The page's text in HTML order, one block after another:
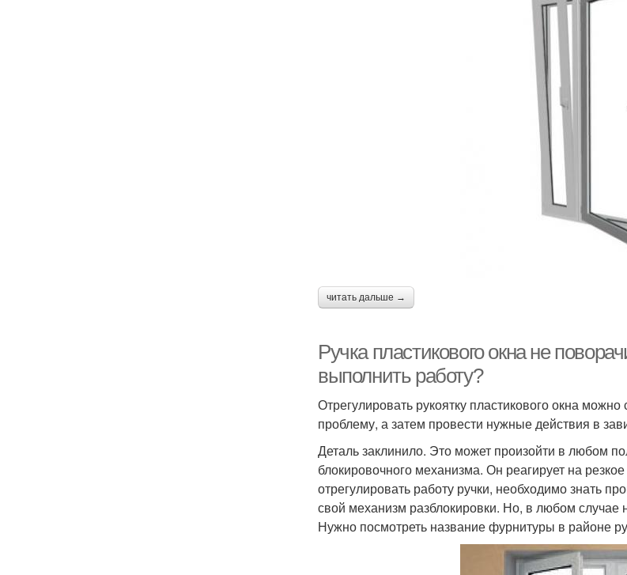
читать дальше →
Ручка пластикового окна не
выполнить работу?
Отрегулировать рукоятку пластикового окна
проблему, а затем провести нужные действия в
Деталь заклинило. Это может произойти в любом
блокировочного механизма. Он реагирует на
отрегулировать работу ручки, необходимо знать
свой механизм разблокировки. Но, в любом случае
Нужно посмотреть название фурнитуры в районе